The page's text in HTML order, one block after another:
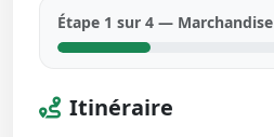
Étape 1 sur 4 — Marchandise
Itinéraire